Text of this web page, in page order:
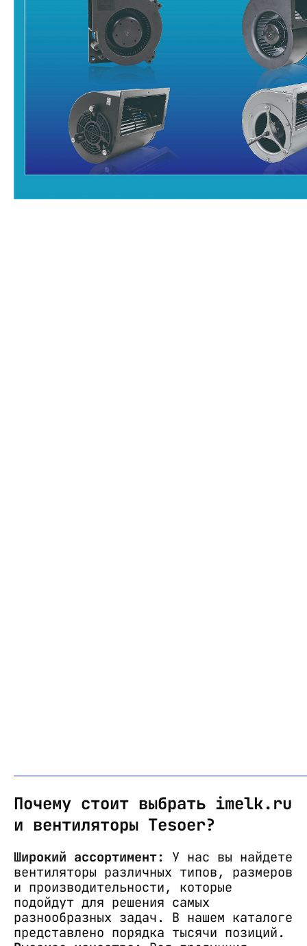
Почему стоит выбрать imelk.ru
и вентиляторы Tesoer?
Широкий ассортимент: У нас вы найдете
вентиляторы различных типов, размеров
и производительности, которые
подойдут для решения самых
разнообразных задач. В нашем каталоге
представлено порядка тысячи позиций.